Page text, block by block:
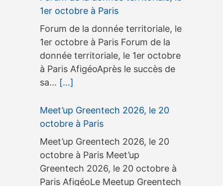
1er octobre à Paris
Forum de la donnée territoriale, le
1er octobre à Paris Forum de la
donnée territoriale, le 1er octobre
à Paris AfigéoAprès le succès de
sa… [...]
Meet’up Greentech 2026, le 20
octobre à Paris
Meet’up Greentech 2026, le 20
octobre à Paris Meet’up
Greentech 2026, le 20 octobre à
Paris AfigéoLe Meetup Greentech